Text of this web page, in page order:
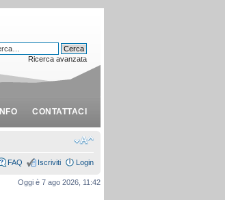
INFO CONTATTACI
Ricerca avanzata
FAQ Iscriviti Login
Oggi è 7 ago 2026, 11:42